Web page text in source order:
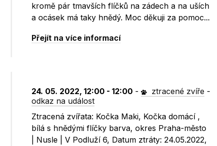
kromě pár tmavších flíčků na zádech a na uších
a ocásek má taky hnědý. Moc děkuji za pomoc...
Přejít na více informací
24. 05. 2022, 12:00 - 12:00 - ztracené zvíře -
odkaz na událost
Ztracená zvířata: Kočka Maki, Kočka domácí ,
bílá s hnědými flíčky barva, okres Praha-město
| Nusle | V Podluží 6, Datum ztráty: 24.05.2022,